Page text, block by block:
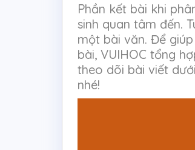
Phần kết bài khi
sinh quan tâm đến.
một bài văn. Để
bài, VUIHOC tổng
theo dõi bài viết
nhé!